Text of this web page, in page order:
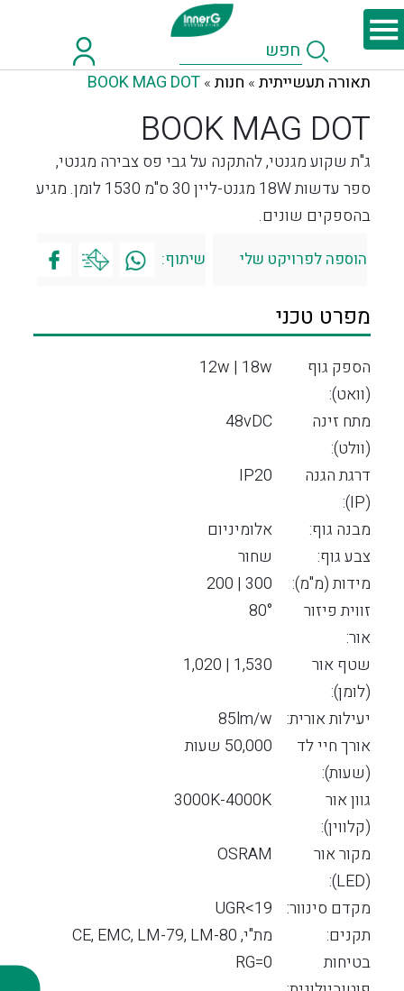
תאורה תעשייתית » חנות »
BOOK MAG DOT
BOOK MAG DOT
ג"ת שקוע מגנטי, להתקנה על גבי פס צבירה מגנטי,
ספר עדשות 18W מגנט-ליין 30 ס"מ 1530 לומן. מגיע
בהספקים שונים.
הוספה לפרויקט שלי שיתוף:
מפרט טכני
הספק גוף
(וואט):
12w | 18w
מתח זינה
(וולט):
48vDC
דרגת הגנה
(IP):
IP20
מבנה גוף:
אלומיניום
צבע גוף:
שחור
מידות (מ"מ):
300 | 200
זווית פיזור
אור:
80°
שטף אור
(לומן):
1,530 | 1,020
יעילות אורית:
85lm/w
אורך חיי לד
(שעות):
50,000 שעות
גוון אור
(קלווין):
3000K-4000K
מקור אור
(LED):
OSRAM
מקדם סינוור:
19>UGR
תקנים:
מת"י, CE, EMC, LM-79, LM-80
בטיחות
RG=0